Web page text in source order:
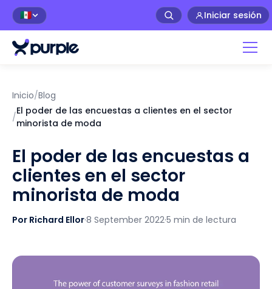
🇲🇽 Iniciar sesión
Inicio/Blog
/
El poder de las encuestas a clientes en el sector
minorista de moda
El poder de las encuestas a
clientes en el sector
minorista de moda
Por Richard Ellor·8 September 2022·5 min de lectura